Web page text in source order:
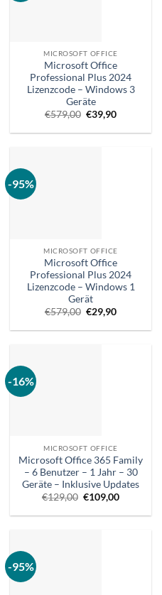
MICROSOFT OFFICE
Microsoft Office
Professional Plus 2024
Lizenzcode – Windows 3
Geräte
€579,00 Ursprünglicher
Preis
war:
€39,90Aktueller
ist:
-95%
MICROSOFT OFFICE
Microsoft Office
Professional Plus 2024
Lizenzcode – Windows 1
Gerät
€579,00 Ursprünglicher
Preis
war:
€29,90Aktueller
ist:
-16%
MICROSOFT OFFICE
Microsoft Office 365 Family
– 6 Benutzer – 1 Jahr – 30
Geräte – Inklusive Updates
€129,00 Ursprünglicher
war:
€109,00Aktueller
ist:
-95%